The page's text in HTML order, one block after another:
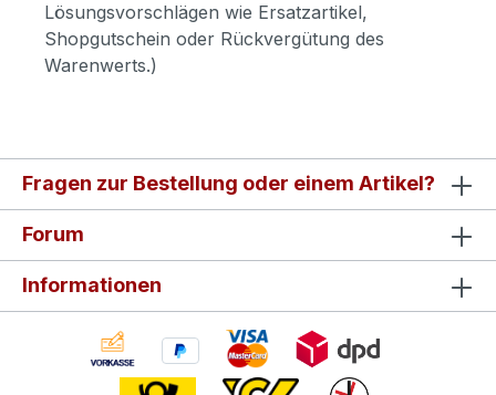
Lösungsvorschlägen wie Ersatzartikel,
Shopgutschein oder Rückvergütung des
Warenwerts.)
Fragen zur Bestellung oder einem Artikel?
Forum
Informationen